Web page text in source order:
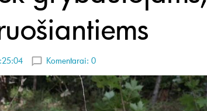
Komentarai: 0